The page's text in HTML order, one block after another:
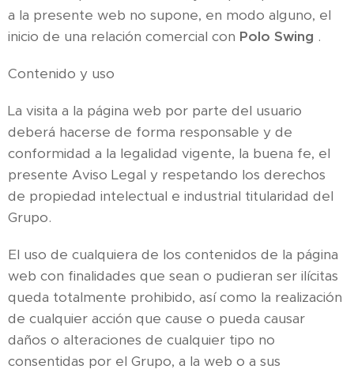
a la presente web no supone, en modo alguno, el
inicio de una relación comercial con Polo Swing .
Contenido y uso
La visita a la página web por parte del usuario
deberá hacerse de forma responsable y de
conformidad a la legalidad vigente, la buena fe, el
presente Aviso Legal y respetando los derechos
de propiedad intelectual e industrial titularidad del
Grupo.
El uso de cualquiera de los contenidos de la página
web con finalidades que sean o pudieran ser ilícitas
queda totalmente prohibido, así como la realización
de cualquier acción que cause o pueda causar
daños o alteraciones de cualquier tipo no
consentidas por el Grupo, a la web o a sus